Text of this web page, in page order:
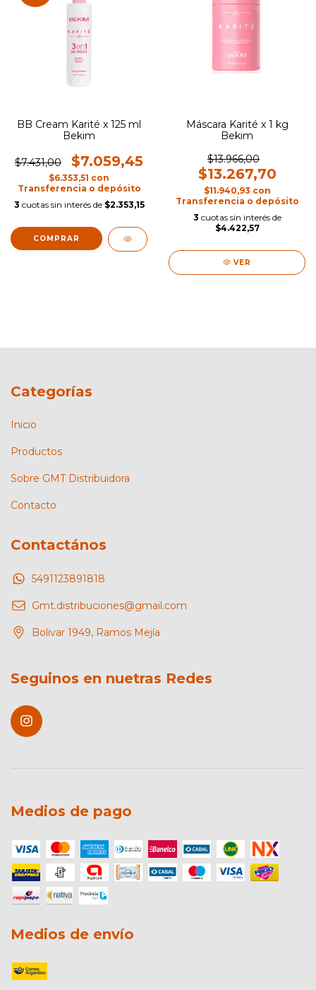
BB Cream Karité x 125 ml
Bekim
$7.431,00 $7.059,45
$6.353,51 con
Transferencia o depósito
3 cuotas sin interés de $2.353,15
Máscara Karité x 1 kg
Bekim
$13.966,00
$13.267,70
$11.940,93 con
Transferencia o depósito
3 cuotas sin interés de
$4.422,57
VER
Categorías
Inicio
Productos
Sobre GMT Distribuidora
Contacto
Contactános
5491123891818
Gmt.distribuciones@gmail.com
Bolivar 1949, Ramos Mejía
Seguinos en nuetras Redes
Medios de pago
Medios de envío